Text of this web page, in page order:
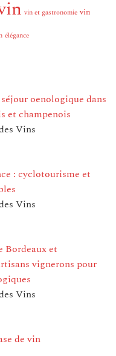
vin et gastronomie vin
élégance
oenologique dans
et champenois
Vins
: cyclotourisme et
Vins
Bordeaux et
vignerons pour
Vins
de vin